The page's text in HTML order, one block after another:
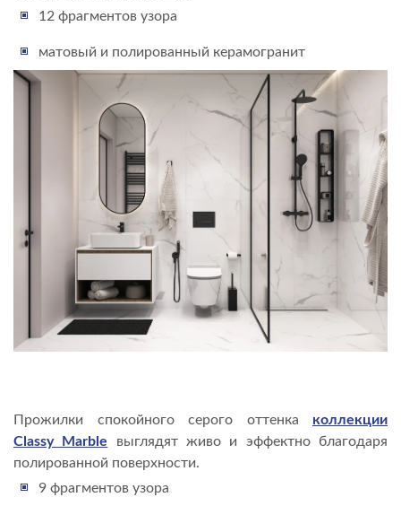
12 фрагментов узора
матовый и полированный керамогранит
Прожилки спокойного серого оттенка коллекции
Classy Marble выглядят живо и эффектно благодаря
полированной поверхности.
9 фрагментов узора